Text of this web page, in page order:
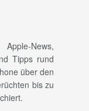
News,
Tipps rund
über den
bis zu